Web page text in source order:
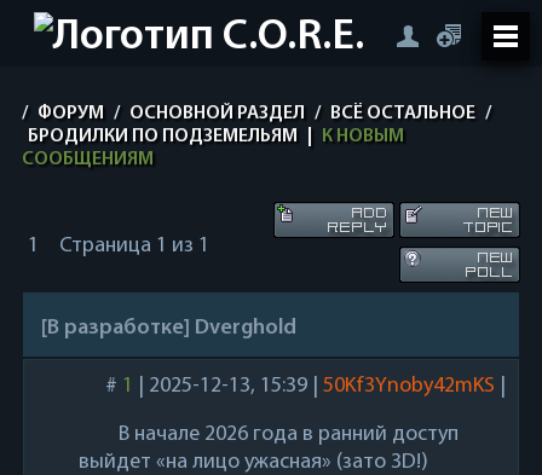
/ ФОРУМ / ОСНОВНОЙ РАЗДЕЛ / ВСЁ ОСТАЛЬНОЕ /
БРОДИЛКИ ПО ПОДЗЕМЕЛЬЯМ
К НОВЫМ
СООБЩЕНИЯМ
Страница 1 из 1
1
[В разработке] Dverghold
# 1 2025-12-13, 15:39 50Kf3Ynoby42mKS
В начале 2026 года в ранний доступ
выйдет «на лицо ужасная» (зато 3D!)